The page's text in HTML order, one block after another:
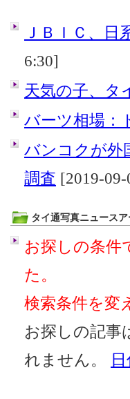
ＪＢＩＣ、日
6:30]
天気の子、タ
バーツ相場：
バンコクが外
調査 [2019-
タイ通写真ニュース
お探しの条件
た。
検索条件を変
お探しの記事
れません。